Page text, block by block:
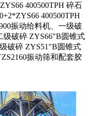
400500TPH 碎石
400500TPH
振动给料机、一级破
级破碎 ZYS66"B圆锥式
破碎 ZYS51"B圆锥式
振动筛和配套胶